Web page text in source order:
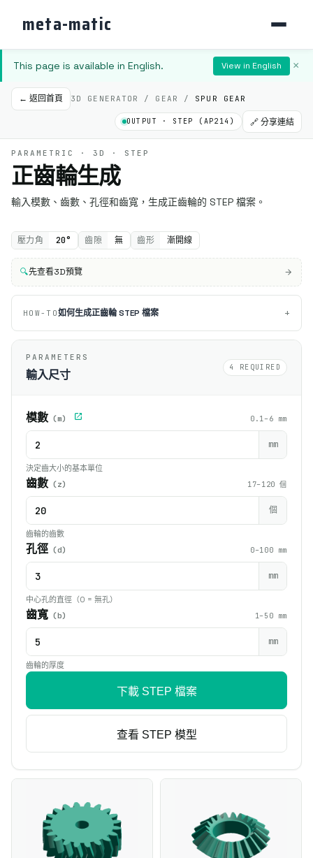
meta-matic
This page is available in English. View in English ×
← 返回首頁 3D GENERATOR / GEAR / SPUR GEAR
OUTPUT · STEP (AP214) 🔗 分享連結
PARAMETRIC · 3D · STEP
正齒輪生成
輸入模數、齒數、孔徑和齒寬，生成正齒輪的 STEP 檔案。
壓力角 20° 齒隙 無 齒形 漸開線
🔍先查看3D預覽
HOW-TO如何生成正齒輪 STEP 檔案 +
PARAMETERS
輸入尺寸
4 REQUIRED
模數 (m) 0.1–6 mm
mm
決定齒大小的基本單位
齒數 (z) 17–120 個
個
齒輪的齒數
孔徑 (d) 0–100 mm
mm
中心孔的直徑（0 = 無孔）
齒寬 (b) 1–50 mm
mm
齒輪的厚度
下載 STEP 檔案
查看 STEP 模型